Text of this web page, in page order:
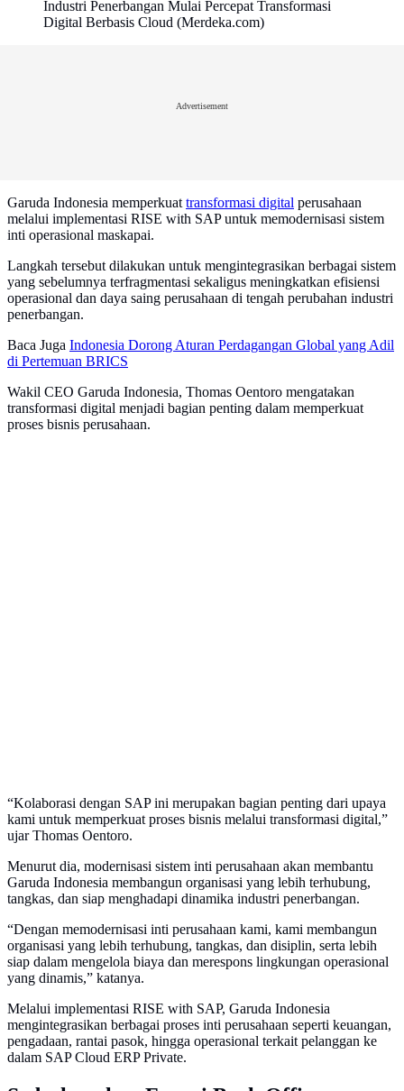
Industri Penerbangan Mulai Percepat Transformasi
Digital Berbasis Cloud (Merdeka.com)
Advertisement
Garuda Indonesia memperkuattransformasi digital perusahaan
melalui implementasi RISE with SAP untuk memodernisasi sistem
inti operasional maskapai.
Langkah tersebut dilakukan untuk mengintegrasikan berbagai sistem
yang sebelumnya terfragmentasi sekaligus meningkatkan efisiensi
operasional dan daya saing perusahaan di tengah perubahan industri
penerbangan.
Baca Juga Indonesia Dorong Aturan Perdagangan Global yang Adil
di Pertemuan BRICS
Wakil CEO Garuda Indonesia, Thomas Oentoro mengatakan
transformasi digital menjadi bagian penting dalam memperkuat
proses bisnis perusahaan.
“Kolaborasi dengan SAP ini merupakan bagian penting dari upaya
kami untuk memperkuat proses bisnis melalui transformasi digital,”
ujar Thomas Oentoro.
Menurut dia, modernisasi sistem inti perusahaan akan membantu
Garuda Indonesia membangun organisasi yang lebih terhubung,
tangkas, dan siap menghadapi dinamika industri penerbangan.
“Dengan memodernisasi inti perusahaan kami, kami membangun
organisasi yang lebih terhubung, tangkas, dan disiplin, serta lebih
siap dalam mengelola biaya dan merespons lingkungan operasional
yang dinamis,” katanya.
Melalui implementasi RISE with SAP, Garuda Indonesia
mengintegrasikan berbagai proses inti perusahaan seperti keuangan,
pengadaan, rantai pasok, hingga operasional terkait pelanggan ke
dalam SAP Cloud ERP Private.